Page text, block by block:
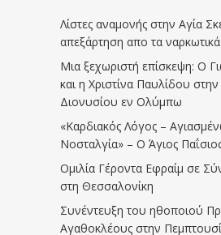
Λίστες αναμονής στην Αγία
απεξάρτηση απο τα ναρκωτικά
Μια ξεχωριστή επίσκεψη: Ο
και η Χριστίνα Παυλίδου
Διονυσίου εν Ολύμπω
«Καρδιακός Λόγος –
Νοσταλγία» – Ο Άγιος
Ομιλία Γέροντα Εφραίμ σε
στη Θεσσαλονίκη
Συνέντευξη του ηθοποιού
Αγαθοκλέους στην